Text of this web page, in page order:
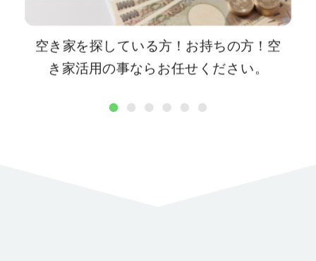
空き家を探している方！お持ちの方！空
き家活用の事ならお任せください。
1 2